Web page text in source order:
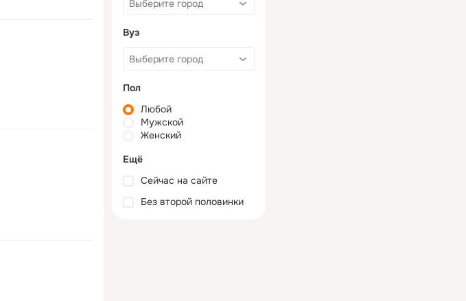
Вуз
Пол
Любой
Мужской
Женский
Ещё
Сейчас на сайте
Без второй половинки